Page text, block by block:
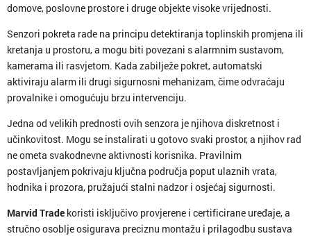
domove, poslovne prostore i druge objekte visoke vrijednosti.
Senzori pokreta rade na principu detektiranja toplinskih promjena ili
kretanja u prostoru, a mogu biti povezani s alarmnim sustavom,
kamerama ili rasvjetom. Kada zabilježe pokret, automatski
aktiviraju alarm ili drugi sigurnosni mehanizam, čime odvraćaju
provalnike i omogućuju brzu intervenciju.
Jedna od velikih prednosti ovih senzora je njihova diskretnost i
učinkovitost. Mogu se instalirati u gotovo svaki prostor, a njihov rad
ne ometa svakodnevne aktivnosti korisnika. Pravilnim
postavljanjem pokrivaju ključna područja poput ulaznih vrata,
hodnika i prozora, pružajući stalni nadzor i osjećaj sigurnosti.
Marvid Trade koristi isključivo provjerene i certificirane uređaje, a
stručno osoblje osigurava preciznu montažu i prilagodbu sustava